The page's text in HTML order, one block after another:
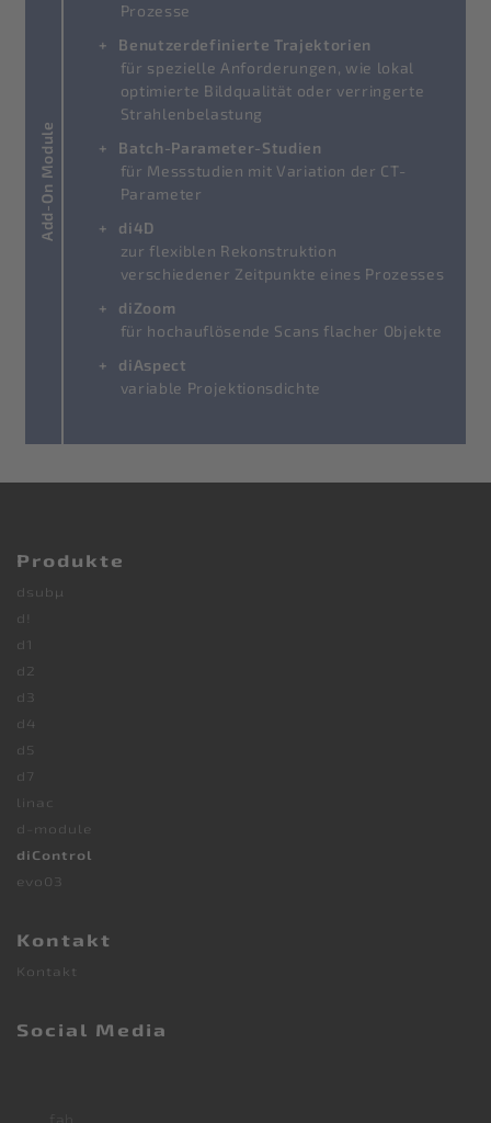
Add-On Module
Prozesse
Benutzerdefinierte Trajektorien
für spezielle Anforderungen, wie lokal
optimierte Bildqualität oder verringerte
Strahlenbelastung
Batch-Parameter-Studien
für Messstudien mit Variation der CT-
Parameter
di4D
zur flexiblen Rekonstruktion
verschiedener Zeitpunkte eines Prozesses
diZoom
für hochauflösende Scans flacher Objekte
diAspect
variable Projektionsdichte
Produkte
dsubµ
d!
d1
d2
d3
d4
d5
d7
linac
d-module
diControl
evo03
Kontakt
Kontakt
Social Media